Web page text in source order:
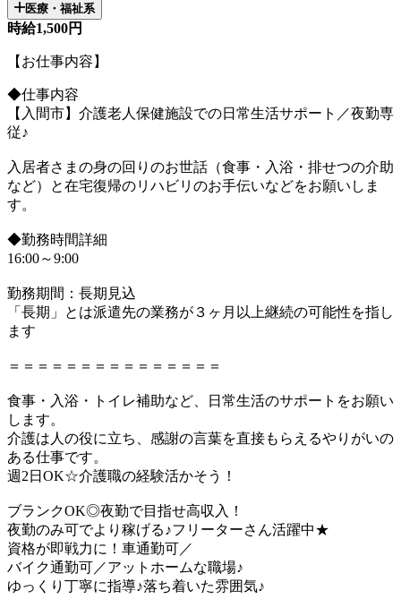
医療・福祉系
時給1,500円
【お仕事内容】
◆仕事内容
【入間市】介護老人保健施設での日常生活サポート／夜勤専
従♪
入居者さまの身の回りのお世話（食事・入浴・排せつの介助
など）と在宅復帰のリハビリのお手伝いなどをお願いしま
す。
◆勤務時間詳細
16:00～9:00
勤務期間：長期見込
「長期」とは派遣先の業務が３ヶ月以上継続の可能性を指し
ます
＝＝＝＝＝＝＝＝＝＝＝＝＝＝＝
食事・入浴・トイレ補助など、日常生活のサポートをお願い
します。
介護は人の役に立ち、感謝の言葉を直接もらえるやりがいの
ある仕事です。
週2日OK☆介護職の経験活かそう！
ブランクOK◎夜勤で目指せ高収入！
夜勤のみ可でより稼げる♪フリーターさん活躍中★
資格が即戦力に！車通勤可／
バイク通勤可／アットホームな職場♪
ゆっくり丁寧に指導♪落ち着いた雰囲気♪